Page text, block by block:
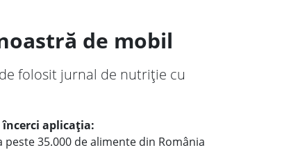
de mobil
folosit jurnal de nutriție cu
aplicația:
35.000 de alimente din România